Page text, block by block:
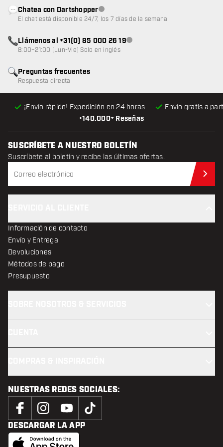
•140.000+ Reseñas
¡Envío rápido! Expedición en 24 horas Envío gratis a
Preguntas frecuentes
Respuesta directa
Chatea con DartshopperAtención al cliente no disponible
El chat está disponible 24/7, los 7 días de la semana
Llámenos al +31(0) 85 000 26 19Atención al cliente no disponible
8:00–21:00 (Lun-Vie) Solo en inglés
SUSCRÍBETE A NUESTRO BOLETÍN
Suscríbete al boletín y recibe las últimas ofertas.
Información de contacto
Envío y Entrega
Devoluciones
Métodos de pago
Presupuesto
NUESTRAS REDES SOCIALES:
DESCARGAR LA APP